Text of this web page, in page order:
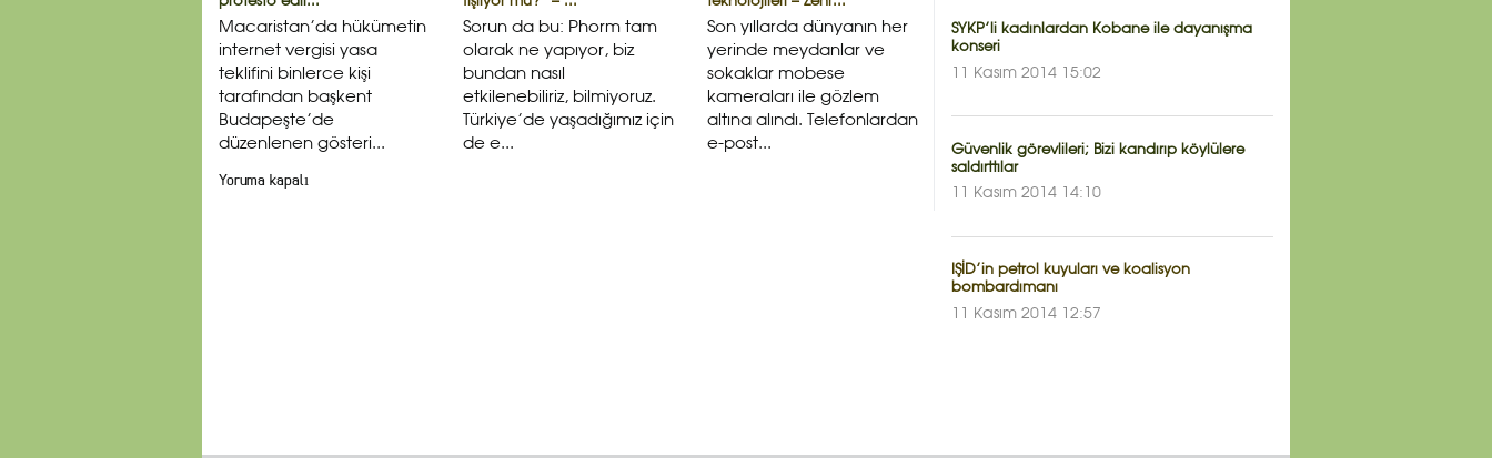
Macaristan’da hükümetin
internet vergisi yasa
teklifini binlerce kişi
tarafından başkent
Budapeşte’de
düzenlenen gösteri...
Sorun da bu: Phorm tam
olarak ne yapıyor, biz
bundan nasıl
etkilenebiliriz, bilmiyoruz.
Türkiye’de yaşadığımız için
de e...
Son yıllarda dünyanın her
yerinde meydanlar ve
sokaklar mobese
kameraları ile gözlem
altına alındı. Telefonlardan
e-post...
Yoruma kapalı
SYKP’li kadınlardan Kobane ile dayanışma
konseri
11 Kasım 2014 15:02
Güvenlik görevlileri; Bizi kandırıp köylülere
saldırttılar
11 Kasım 2014 14:10
IŞİD’in petrol kuyuları ve koalisyon
bombardımanı
11 Kasım 2014 12:57